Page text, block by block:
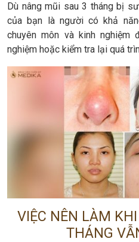
Dù nâng mũi sau 3 tháng bị
của bạn là người có khả
chuyên môn và kinh
nghiệm hoặc kiểm tra lại quá
VIỆC NÊN LÀM
THÁNG